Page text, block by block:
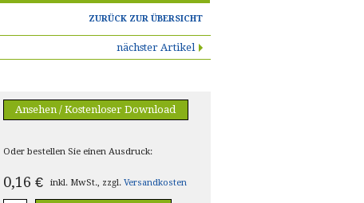
ZURÜCK ZUR ÜBERSICHT
nächster Artikel
Ansehen / Kostenloser Download
Oder bestellen Sie einen Ausdruck:
0,16 € inkl. MwSt., zzgl.Versandkosten